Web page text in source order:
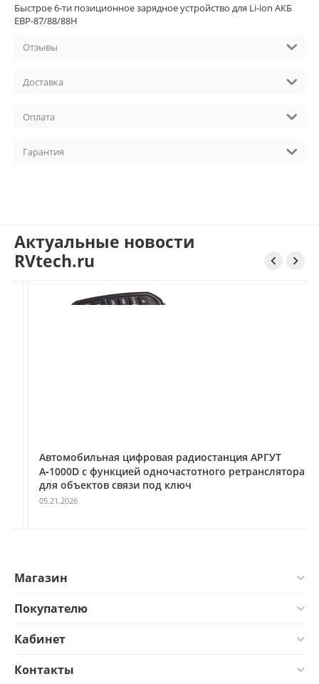
Быстрое 6-ти позиционное зарядное устройство для Li-ion АКБ
EBP-87/88/88H
Отзывы
Доставка
Оплата
Гарантия
Актуальные новости
RVtech.ru
 
Автомобильная цифровая радиостанция АРГУТ
А‑1000D с функцией одночастотного ретранслятора
для объектов связи под ключ
05.21.2026
Магазин
Покупателю
Кабинет
Контакты